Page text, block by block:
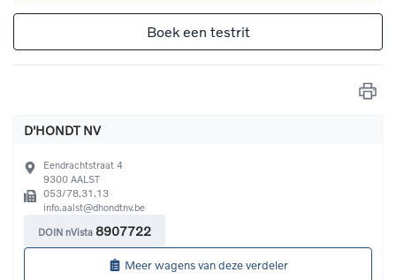
Boek een testrit
D'HONDT NV
Eendrachtstraat 4
9300 AALST
053/78.31.13
info.aalst@dhondtnv.be
DOIN nVista 8907722
Meer wagens van deze verdeler